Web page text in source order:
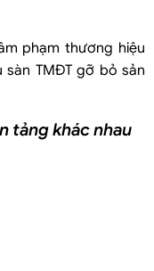
phạm thương hiệu
sàn TMĐT gỡ bỏ sản
tảng khác nhau